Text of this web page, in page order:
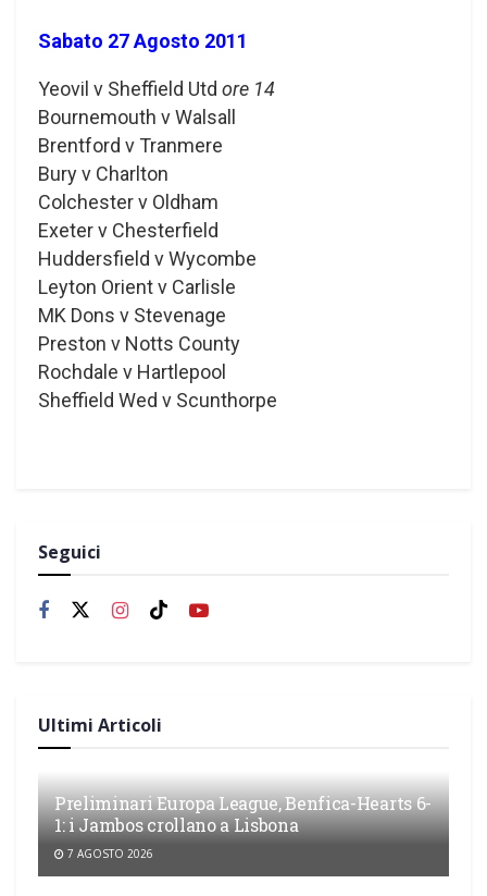
Sabato 27 Agosto 2011
Yeovil v Sheffield Utd ore 14
Bournemouth v Walsall
Brentford v Tranmere
Bury v Charlton
Colchester v Oldham
Exeter v Chesterfield
Huddersfield v Wycombe
Leyton Orient v Carlisle
MK Dons v Stevenage
Preston v Notts County
Rochdale v Hartlepool
Sheffield Wed v Scunthorpe
Seguici
Ultimi Articoli
Preliminari Europa League, Benfica-Hearts 6-
1: i Jambos crollano a Lisbona
7 AGOSTO 2026